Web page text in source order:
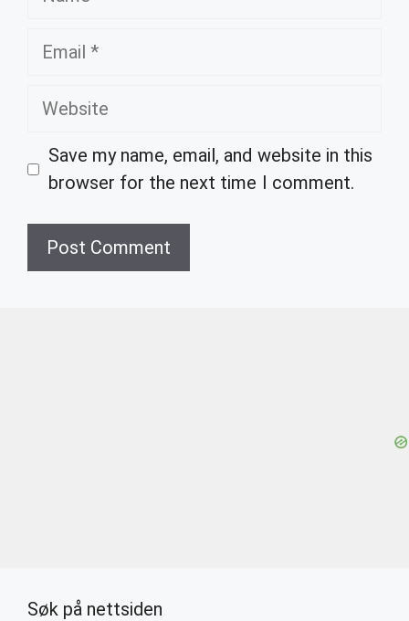
Email
Website
Save my name, email, and website in this
browser for the next time I comment.
Søk på nettsiden